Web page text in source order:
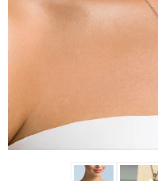
SELECTION